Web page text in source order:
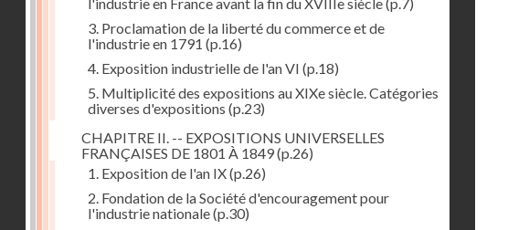
3. Proclamation de la liberté du commerce et de
l'industrie en 1791 (p.16)
4. Exposition industrielle de l'an VI (p.18)
5. Multiplicité des expositions au XIXe siècle. Catégories
diverses d'expositions (p.23)
CHAPITRE II. -- EXPOSITIONS UNIVERSELLES
FRANÇAISES DE 1801 À 1849(p.26)
1. Exposition de l'an IX(p.26)
2. Fondation de la Société d'encouragement pour
l'industrie nationale(p.30)